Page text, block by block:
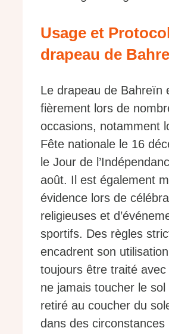
Usage et
drapeau de
Le drapeau de Bahreïn
fièrement lors de
occasions, notamment
Fête nationale le 16
le Jour de
août. Il est également
évidence lors de
religieuses et
sportifs. Des règles
encadrent son
toujours être traité avec
ne jamais toucher le
retiré au coucher du
dans des circonstances